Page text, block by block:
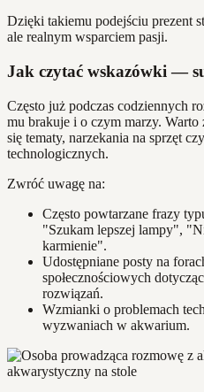
Dzięki takiemu podejściu prezent
ale realnym wsparciem pasji.
Jak czytać wskazówki —
Często już podczas codziennych
mu brakuje i o czym marzy. Warto
się tematy, narzekania na sprzęt
technologicznych.
Zwróć uwagę na:
Często powtarzane frazy
"Szukam lepszej lampy",
karmienie".
Udostępniane posty na
społecznościowych
rozwiązań.
Wzmianki o problemach
wyzwaniach w akwarium.